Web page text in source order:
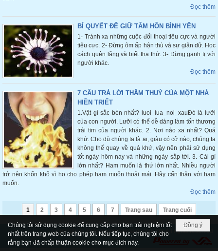
Đọc thêm
BÍ QUYẾT ĐỂ GIỮ TÂM HỒN BÌNH YÊN
1- Tránh xa những cuộc đối thoại tiêu cực và người
tiêu cực. 2- Đừng ôm ấp hận thù và sự giận dữ. Học
cách quên lãng và biết tha thứ. 3- Đừng ganh tị với
người khác.
Đọc thêm
7 CÂU TRẢ LỜI THÂM THUÝ CỦA MỘT NHÀ
HIỀN TRIẾT
1.Vật gì sắc bén nhất? luoi_lua_noi_xauĐó là lưỡi
của con người. Lưỡi có thể dễ dàng làm tổn thương
trái tim của người khác. 2. Nơi nào xa nhất? Quá
khứ. Cho dù chúng ta là ai, giàu có cỡ nào, chúng ta
không thể quay về quá khứ, vậy nên phải sử dụng
tốt ngày hôm nay và những ngày sắp tới. 3. Cái gì
lớn nhất? Ham muốn là thứ lớn nhất. Nhiều người
trở nên khốn khổ vì họ cho phép ham muốn thoải mái. Hãy cẩn thận với ham
muốn.
Đọc thêm
1 2 3 4 5 6 7 Trang sau Trang cuối
Copyright © 2026ducmefatimamancoi.orgAll rights reserved
Đồng ý
Chúng tôi sử dụng cookie để cung cấp cho bạn trải nghiệm tốt
nhất trên trang web của chúng tôi. Nếu tiếp tục, chúng tôi cho
rằng bạn đã chấp thuận cookie cho mục đích này.